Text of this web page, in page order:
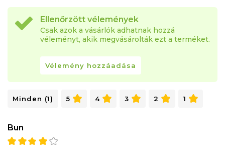
Ellenőrzött vélemények
Csak azok a vásárlók adhatnak hozzá
véleményt, akik megvásárolták ezt a terméket.
Vélemény hozzáadása
Minden (1) 5 4 3 2 1
Bun